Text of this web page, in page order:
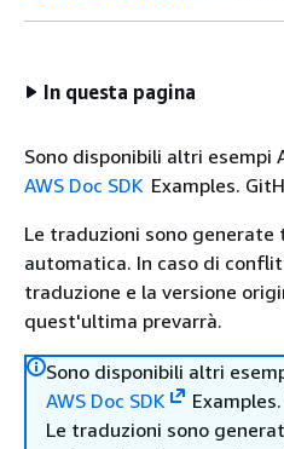
In questa pagina
Sono disponibili altri esempi
AWS Doc SDK Examples.
Le traduzioni sono
automatica. In caso di
traduzione e la versione
quest'ultima prevarrà.
Sono disponibili altri
AWS Doc SDK
Le traduzioni sono